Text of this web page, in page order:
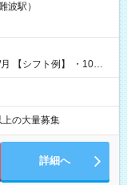
波駅）
：
上の大量募集
詳細へ